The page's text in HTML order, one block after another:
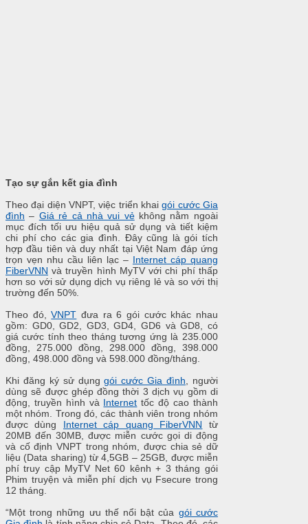
Tạo sự gắn kết gia đình
Theo đại diện VNPT, việc triển khaigói cước Gia
đình – Giá rẻ cả nhà vui vẻkhông nằm ngoài
mục đích tối ưu hiệu quả sử dụng và tiết kiệm
chi phí cho các gia đình. Đây cũng là gói tích
hợp đầu tiên và duy nhất tại Việt Nam đáp ứng
trọn vẹn nhu cầu liên lạc – Internet cáp quang
FiberVNN và truyền hình MyTV với chi phí thấp
hơn so với sử dụng dịch vụ riêng lẻ và so với thị
trường đến 50%.
Theo đó,VNPT đưa ra 6 gói cước khác nhau
gồm: GD0, GD2, GD3, GD4, GD6 và GD8, có
giá cước tính theo tháng tương ứng là 235.000
đồng, 275.000 đồng, 298.000 đồng, 398.000
đồng, 498.000 đồng và 598.000 đồng/tháng.
Khi đăng ký sử dụnggói cước Gia đình , người
dùng sẽ được ghép đồng thời 3 dịch vụ gồm di
động, truyền hình và Internet tốc độ cao thành
một nhóm. Trong đó, các thành viên trong nhóm
được dùng Internet cáp quang FiberVNN từ
20MB đến 30MB, được miễn cước gọi di động
và cố định VNPT trong nhóm, được chia sẻ dữ
liệu (Data sharing) từ 4,5GB – 25GB, được miễn
phí truy cập MyTV Net 60 kênh + 3 tháng gói
Phim truyện và miễn phí dịch vụ Fsecure trong
12 tháng.
“Một trong những ưu thế nổi bật của gói cước